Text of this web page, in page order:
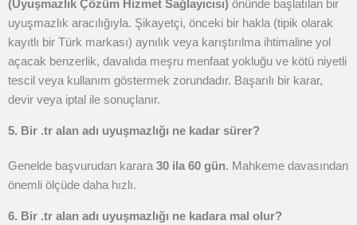
(Uyuşmazlık Çözüm Hizmet Sağlayıcısı) önünde başlatılan bir
uyuşmazlık aracılığıyla. Şikayetçi, önceki bir hakla (tipik olarak
kayıtlı bir Türk markası) aynılık veya karıştırılma ihtimaline yol
açacak benzerlik, davalıda meşru menfaat yokluğu ve kötü niyetli
tescil veya kullanım göstermek zorundadır. Başarılı bir karar,
devir veya iptal ile sonuçlanır.
5. Bir .tr alan adı uyuşmazlığı ne kadar sürer?
Genelde başvurudan karara 30 ila 60 gün. Mahkeme davasından
önemli ölçüde daha hızlı.
6. Bir .tr alan adı uyuşmazlığı ne kadara mal olur?